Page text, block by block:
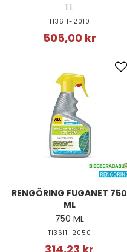
1 L
TI3611-2010
505,00 kr
RENGÖRING FUGANET 750
ML
750 ML
TI3611-2050